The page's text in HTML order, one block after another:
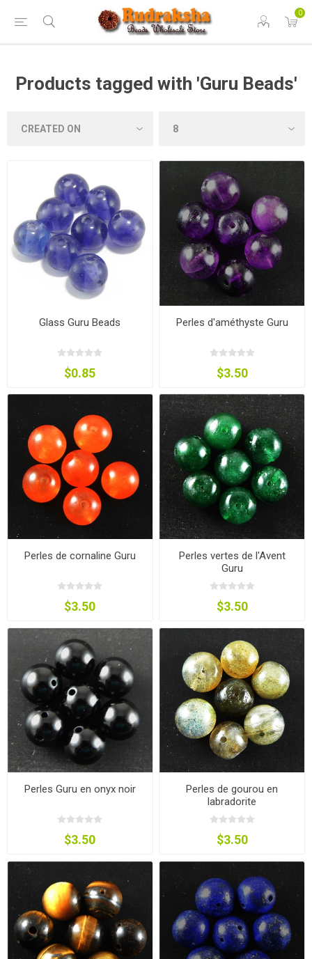
0
Products tagged with 'Guru Beads'
Glass Guru Beads
$0.85
Perles d'améthyste Guru
$3.50
Perles de cornaline Guru
$3.50
Perles vertes de l'Avent
Guru
$3.50
Perles Guru en onyx noir
$3.50
Perles de gourou en
labradorite
$3.50